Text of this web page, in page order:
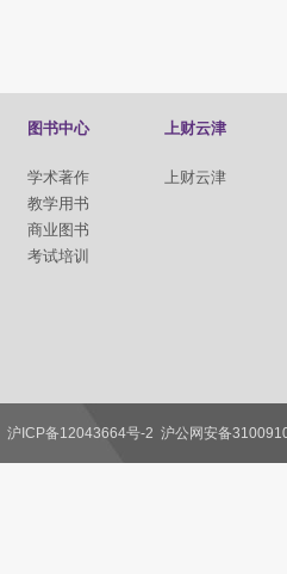
图书中心
学术著作
教学用书
商业图书
考试培训
上财云津
上财云津
沪ICP备12043664号-2 沪公网安备